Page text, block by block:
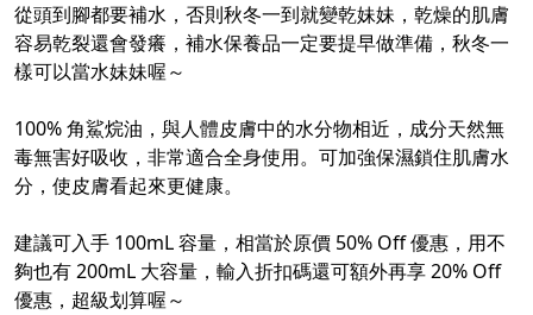
從頭到腳都要補水，否則秋冬一到就變乾妹妹，乾燥的肌膚
容易乾裂還會發癢，補水保養品一定要提早做準備，秋冬一
樣可以當水妹妹喔～
100% 角鯊烷油，與人體皮膚中的水分物相近，成分天然無
毒無害好吸收，非常適合全身使用。可加強保濕鎖住肌膚水
分，使皮膚看起來更健康。
建議可入手 100mL 容量，相當於原價 50% Off 優惠，用不
夠也有 200mL 大容量，輸入折扣碼還可額外再享 20% Off
優惠，超級划算喔～